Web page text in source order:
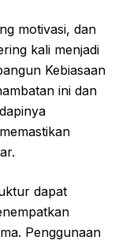
motivasi, dan
kali menjadi
Kebiasaan
ini dan
dapat
Penggunaan